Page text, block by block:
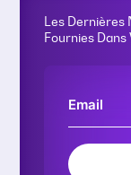
Les Dernières
Fournies